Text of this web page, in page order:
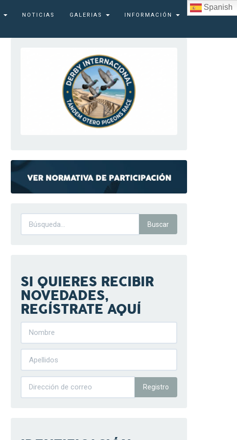
NOTICIAS GALERIAS INFORMACIÓN
Spanish
SI QUIERES RECIBIR
NOVEDADES,
REGÍSTRATE AQUÍ
Registro